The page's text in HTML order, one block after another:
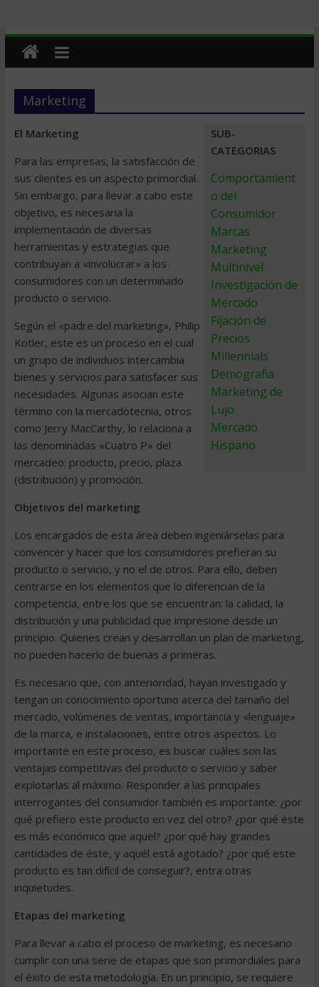
Marketing
SUB-
CATEGORIAS
Comportamient
o del
Consumidor
Marcas
Marketing
Multinivel
Investigación de
Mercado
Fijación de
Precios
Millennials
Demografia
Marketing de
Lujo
Mercado
Hispano
El Marketing
Para las empresas, la satisfacción de
sus clientes es un aspecto primordial.
Sin embargo, para llevar a cabo este
objetivo, es necesaria la
implementación de diversas
herramientas y estrategias que
contribuyan a «involucrar» a los
consumidores con un determinado
producto o servicio.
Según el «padre del marketing», Philip
Kotler, este es un proceso en el cual
un grupo de individuos intercambia
bienes y servicios para satisfacer sus
necesidades. Algunas asocian este
término con la mercadotecnia, otros
como Jerry MacCarthy, lo relaciona a
las denominadas «Cuatro P» del
mercadeo: producto, precio, plaza
(distribución) y promoción.
Objetivos del marketing
Los encargados de esta área deben ingeniárselas para
convencer y hacer que los consumidores prefieran su
producto o servicio, y no el de otros. Para ello, deben
centrarse en los elementos que lo diferencian de la
competencia, entre los que se encuentran: la calidad, la
distribución y una publicidad que impresione desde un
principio. Quienes crean y desarrollan un plan de marketing,
no pueden hacerlo de buenas a primeras.
Es necesario que, con anterioridad, hayan investigado y
tengan un conocimiento oportuno acerca del tamaño del
mercado, volúmenes de ventas, importancia y «lenguaje»
de la marca, e instalaciones, entre otros aspectos. Lo
importante en este proceso, es buscar cuáles son las
ventajas competitivas del producto o servicio y saber
explotarlas al máximo. Responder a las principales
interrogantes del consumidor también es importante: ¿por
qué prefiero este producto en vez del otro? ¿por qué éste
es más económico que aquel? ¿por qué hay grandes
cantidades de éste, y aquél está agotado? ¿por qué este
producto es tan difícil de conseguir?, entra otras
inquietudes.
Etapas del marketing
Para llevar a cabo el proceso de marketing, es necesario
cumplir con una serie de etapas que son primordiales para
el éxito de esta metodología. En un principio, se requiere